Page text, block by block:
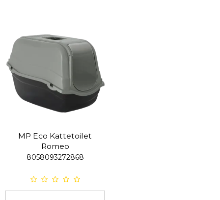
MP Eco Kattetoilet
Romeo
8058093272868